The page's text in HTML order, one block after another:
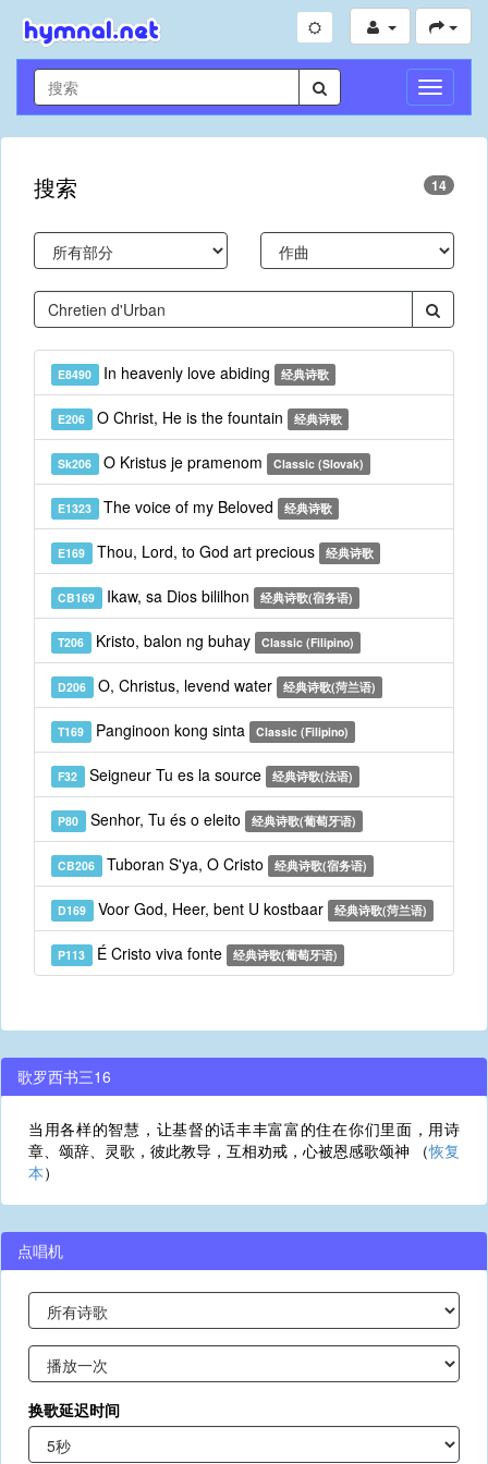
切
换
导
搜索 14
E8490 In heavenly love abiding 经典诗歌
E206 O Christ, He is the fountain 经典诗歌
Sk206 O Kristus je pramenom Classic (Slovak)
E1323 The voice of my Beloved 经典诗歌
E169 Thou, Lord, to God art precious 经典诗歌
CB169 Ikaw, sa Dios bililhon 经典诗歌(宿务语)
T206 Kristo, balon ng buhay Classic (Filipino)
D206 O, Christus, levend water 经典诗歌(菏兰语)
T169 Panginoon kong sinta Classic (Filipino)
F32 Seigneur Tu es la source 经典诗歌(法语)
P80 Senhor, Tu és o eleito 经典诗歌(葡萄牙语)
CB206 Tuboran S'ya, O Cristo 经典诗歌(宿务语)
D169 Voor God, Heer, bent U kostbaar 经典诗歌(菏兰语)
P113 É Cristo viva fonte 经典诗歌(葡萄牙语)
歌罗西书三16
当用各样的智慧，让基督的话丰丰富富的住在你们里面，用诗
章、颂辞、灵歌，彼此教导，互相劝戒，心被恩感歌颂神 （恢复
本）
点唱机
换歌延迟时间